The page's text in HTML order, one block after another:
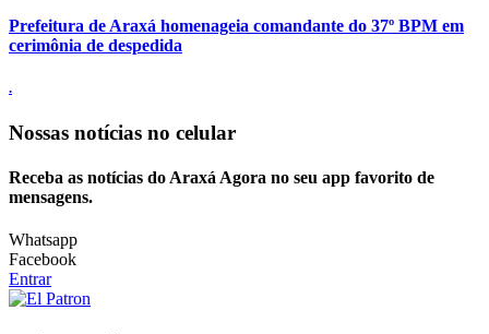
Prefeitura de Araxá homenageia comandante do 37º BPM em
cerimônia de despedida
.
Nossas notícias no celular
Receba as notícias do Araxá Agora no seu app favorito de
mensagens.
Whatsapp
Facebook
Entrar